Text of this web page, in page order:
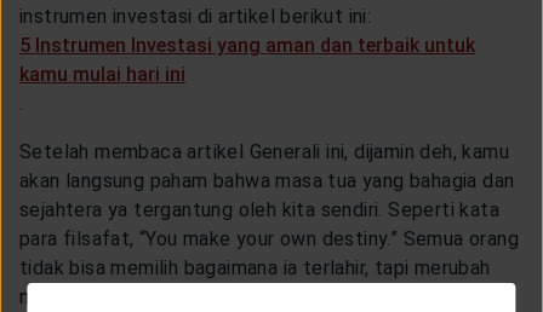
instrumen investasi di artikel berikut ini:
5 Instrumen Investasi yang aman dan terbaik untuk
kamu mulai hari ini
Setelah membaca artikel Generali ini, dijamin deh, kamu
akan langsung paham bahwa masa tua yang bahagia dan
sejahtera ya tergantung oleh kita sendiri. Seperti kata
para filsafat, “You make your own destiny.” Semua orang
tidak bisa memilih bagaimana ia terlahir, tapi merubah
nasib dan situasi hidup merupakan keputusan dan usaha